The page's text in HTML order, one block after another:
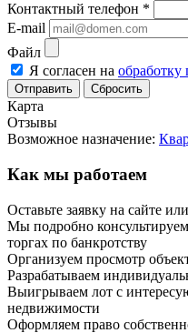
Контактный телефон *
E-mail
Файл
Я согласен на
Сбросить
Карта
Отзывы
Возможное назначение:
Как мы работаем
Оставьте заявку на сайте
Мы подробно
торгах по банкротству
Организуем просмотр
Разрабатываем
Выигрываем лот с
недвижимости
Оформляем право